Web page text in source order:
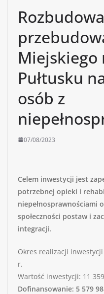
Miejskiego
Pułtusku
osób z
07/08/2023
Celem inwestycji jest
potrzebnej opieki i
niepełnosprawnościami
społeczności postaw i
integracji.
Okres realizacji
r.
Wartość inwestycji: 11
Dofinansowanie: 5 579